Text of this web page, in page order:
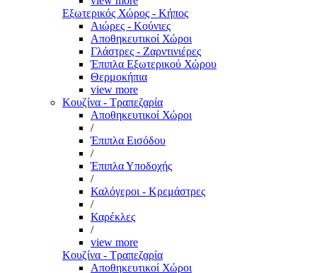
Εξωτερικός Χώρος - Κήπος
Αιώρες - Κούνιες
Αποθηκευτικοί Χώροι
Γλάστρες - Ζαρντινιέρες
Έπιπλα Εξωτερικού Χώρου
Θερμοκήπια
view more
Κουζίνα - Τραπεζαρία
Αποθηκευτικοί Χώροι
/
Έπιπλα Εισόδου
/
Έπιπλα Υποδοχής
/
Καλόγεροι - Κρεμάστρες
/
Καρέκλες
/
view more
Κουζίνα - Τραπεζαρία
Αποθηκευτικοί Χώροι